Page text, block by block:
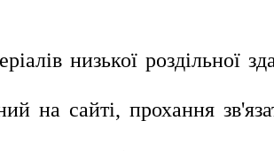
низької роздільної
на сайті, прохання